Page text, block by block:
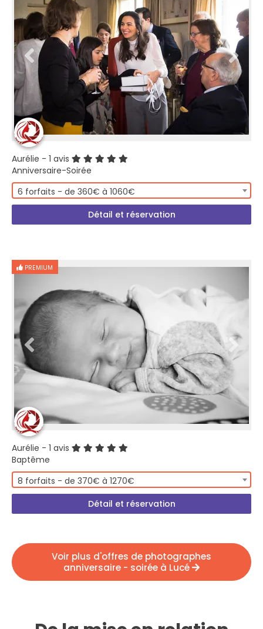
Aurélie - 1 avis
Anniversaire-Soirée
6 forfaits - de 360€ à 1060€
Détail et réservation
PREMIUM
Aurélie - 1 avis
Baptême
8 forfaits - de 370€ à 1270€
Détail et réservation
Voir plus d'offres de photographes
anniversaire - soirée à Lucé